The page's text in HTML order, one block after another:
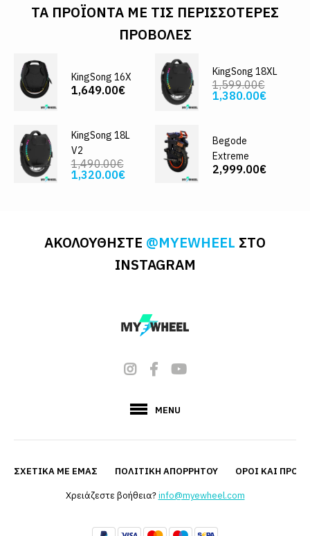
ΤΑ ΠΡΟΪΌΝΤΑ ΜΕ ΤΙΣ ΠΕΡΙΣΣΌΤΕΡΕΣ
ΠΡΟΒΟΛΈΣ
KingSong 16X
1,649.00€
KingSong 18XL
1,599.00€
1,380.00€
KingSong 18L
V2
1,490.00€
1,320.00€
Begode
Extreme
2,999.00€
ΑΚΟΛΟΥΘΗΣΤΕ @MYEWHEEL ΣΤΟ
INSTAGRAM
MENU
ΣΧΕΤΙΚΆ ΜΕ ΕΜΆΣ ΠΟΛΙΤΙΚΉ ΑΠΟΡΡΉΤΟΥ ΟΡΟΙ ΚΑΙ
Χρειάζεστε βοήθεια?info@myewheel.com